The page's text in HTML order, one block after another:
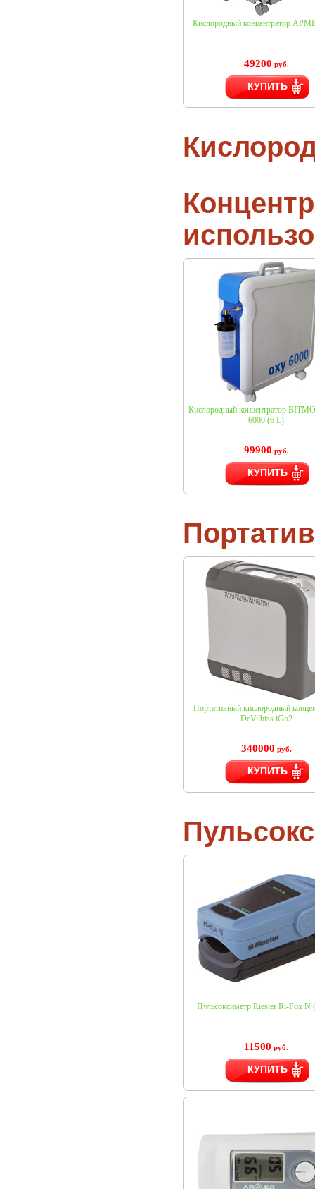
Кислородный концентратор
49200 руб.
КУПИТЬ
Кислородный концентратор
6000 (6 L)
99900 руб.
КУПИТЬ
Портативный кислородный
DeVilbiss iGo2
340000 руб.
КУПИТЬ
Пульсоксиметр Riester Ri-Fox N
11500 руб.
КУПИТЬ